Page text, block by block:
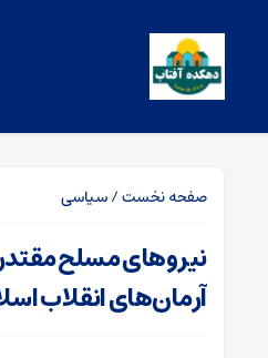
صفحه نخست/سیاسی
نیروهای مسلح
آرمان‌های انقلاب